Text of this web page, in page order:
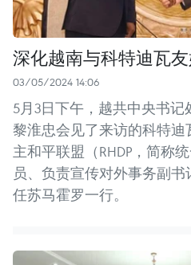
深化越南与科特迪瓦
03/05/2024 14:06
5月3日下午，越共中央书
黎淮忠会见了来访的科特
主和平联盟（RHDP，简称
员、负责宣传对外事务副
任苏马霍罗一行。